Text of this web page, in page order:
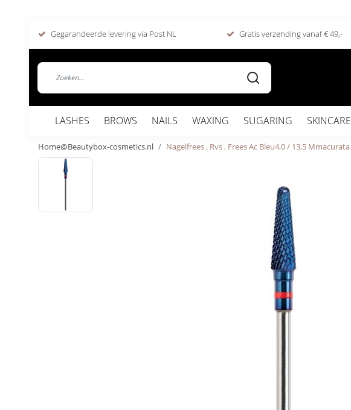
Gegarandeerde levering via Post NL Gratis verzending vanaf € 49,-
LASHES BROWS NAILS WAXING SUGARING SKINCARE
Home@Beautybox-cosmetics.nl Nagelfrees , Rvs , Frees Ac Bleu4,0 / 13,5 Mmacurata